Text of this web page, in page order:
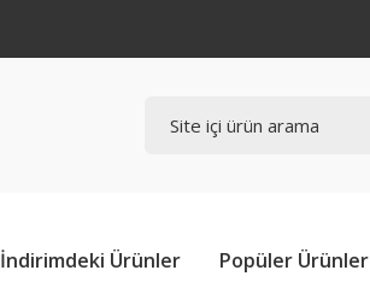
İndirimdeki Ürünler Popüler Ürünler